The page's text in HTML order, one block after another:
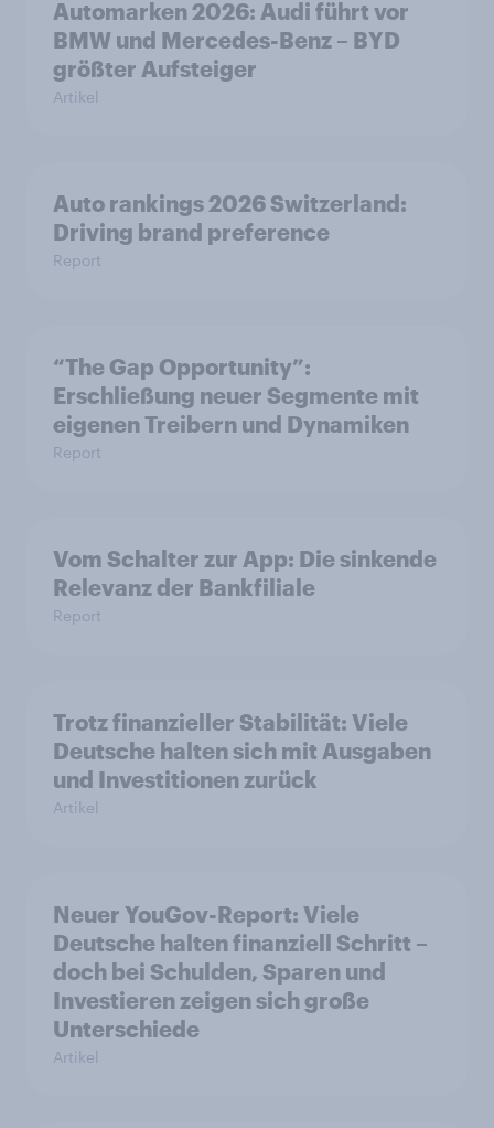
Automarken 2026: Audi führt vor
BMW und Mercedes-Benz – BYD
größter Aufsteiger
Artikel
Auto rankings 2026 Switzerland:
Driving brand preference
Report
“The Gap Opportunity”:
Erschließung neuer Segmente mit
eigenen Treibern und Dynamiken
Report
Vom Schalter zur App: Die sinkende
Relevanz der Bankfiliale
Report
Trotz finanzieller Stabilität: Viele
Deutsche halten sich mit Ausgaben
und Investitionen zurück
Artikel
Neuer YouGov-Report: Viele
Deutsche halten finanziell Schritt –
doch bei Schulden, Sparen und
Investieren zeigen sich große
Unterschiede
Artikel